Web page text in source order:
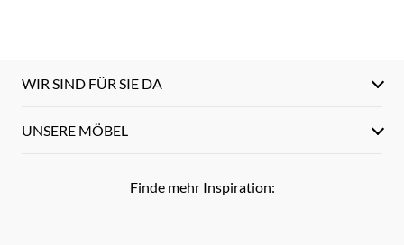
WIR SIND FÜR SIE DA
UNSERE MÖBEL
Finde mehr Inspiration: